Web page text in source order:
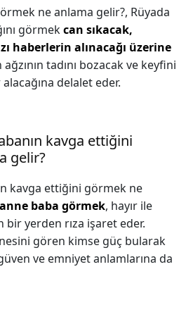
ne anlama gelir?, Rüyada
görmekcan sıkacak,
haberlerin alınacağı üzerine
tadını bozacak ve keyfini
delalet eder.
kavga ettiğini
gelir?
kavga ettiğini görmek ne
baba görmek, hayır ile
bir yerden rıza işaret eder.
gören kimse güç bularak
ve emniyet anlamlarına da